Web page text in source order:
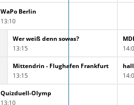
WaPo Berlin
13:10
Wer weiß denn sowas?
13:15
Mittendrin - Flughafen Frankfurt
13:15
Quizduell-Olymp
13:10